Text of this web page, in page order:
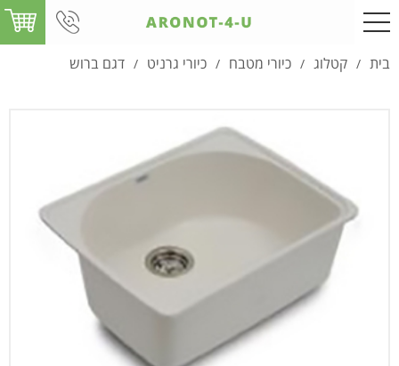
בית / קטלוג / כיורי מטבח / כיורי גרניט / דגם ברוש